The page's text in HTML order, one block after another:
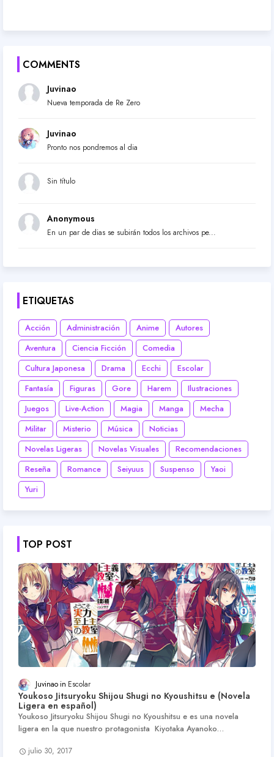
COMMENTS
Juvinao
Nueva temporada de Re Zero
Juvinao
Pronto nos pondremos al dia
Sin título
Anonymous
En un par de dias se subirán todos los archivos pe...
ETIQUETAS
Acción Administración Anime
Autores
Aventura
Ciencia Ficción
Comedia
Cultura Japonesa
Drama Ecchi
Escolar
Fantasía
Figuras Gore Harem
Ilustraciones
Juegos
Live-Action Magia Manga
Mecha
Militar
Misterio Música
Noticias
Novelas Ligeras
Novelas Visuales
Recomendaciones
Reseña
Romance Seiyuus Suspenso
Yaoi
Yuri
TOP POST
Juvinao Escolar
Youkoso Jitsuryoku Shijou Shugi no Kyoushitsu e (Novela
Ligera en español)
Youkoso Jitsuryoku Shijou Shugi no Kyoushitsu e es una novela
ligera en la que nuestro protagonista Kiyotaka Ayanoko…
julio 30, 2017